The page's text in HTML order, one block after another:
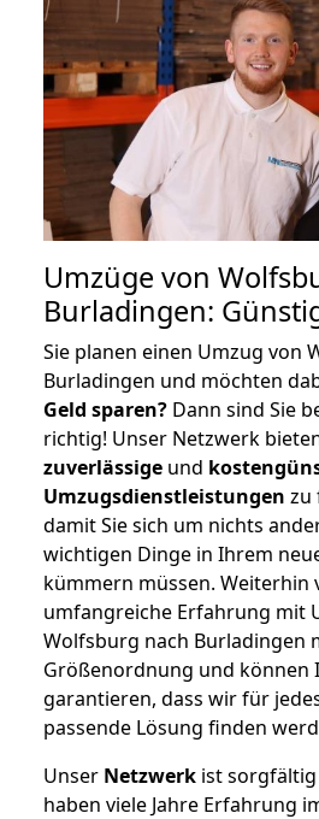
Umzüge von
Burladingen:
Sie planen einen Umzug von
Burladingen und möchten
Geld sparen? Dann sind Sie
richtig! Unser Netzwerk
zuverlässige und
Umzugsdienstleistungen zu
damit Sie sich um nichts
wichtigen Dinge in Ihrem
kümmern müssen.
umfangreiche Erfahrung mit
Wolfsburg nach Burladingen
Größenordnung und können
garantieren, dass wir für
passende Lösung finden
Unser Netzwerk ist
haben viele Jahre Erfahrung